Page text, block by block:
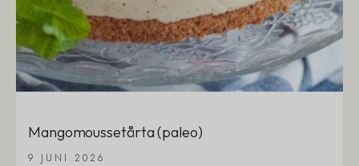
Mangomoussetårta (paleo)
9 JUNI 2026